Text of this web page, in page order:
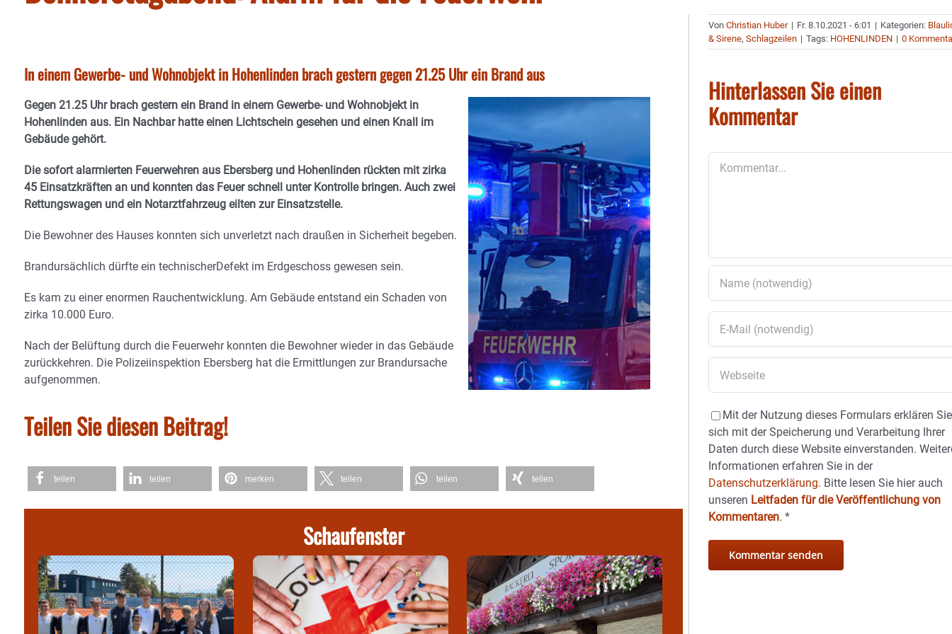
In einem Gewerbe- und Wohnobjekt in Hohenlinden brach gestern gegen 21.25 Uhr ein Brand aus
Gegen 21.25 Uhr brach gestern ein Brand in einem Gewerbe- und Wohnobjekt in
Hohenlinden aus. Ein Nachbar hatte einen Lichtschein gesehen und einen Knall im
Gebäude gehört.
Die sofort alarmierten Feuerwehren aus Ebersberg und Hohenlinden rückten mit zirka
45 Einsatzkräften an und konnten das Feuer schnell unter Kontrolle bringen. Auch zwei
Rettungswagen und ein Notarztfahrzeug eilten zur Einsatzstelle.
Die Bewohner des Hauses konnten sich unverletzt nach draußen in Sicherheit begeben.
Brandursächlich dürfte ein technischerDefekt im Erdgeschoss gewesen sein.
Es kam zu einer enormen Rauchentwicklung. Am Gebäude entstand ein Schaden von
zirka 10.000 Euro.
Nach der Belüftung durch die Feuerwehr konnten die Bewohner wieder in das Gebäude
zurückkehren. Die Polizeiinspektion Ebersberg hat die Ermittlungen zur Brandursache
aufgenommen.
Teilen Sie diesen Beitrag!
teilen teilen merken teilen teilen teilen
Schaufenster
VonChristian Huber | Fr. 8.10.2021 - 6:01 | Kategorien:
& Sirene,Schlagzeilen | Tags: HOHENLINDEN | 0
Hinterlassen Sie einen
Kommentar
Mit der Nutzung dieses Formulars erklären Sie
sich mit der Speicherung und Verarbeitung Ihrer
Daten durch diese Website einverstanden.
Informationen erfahren Sie in der
Datenschutzerklärung. Bitte lesen Sie hier auch
unseren Leitfaden für die Veröffentlichung von
Kommentaren.*